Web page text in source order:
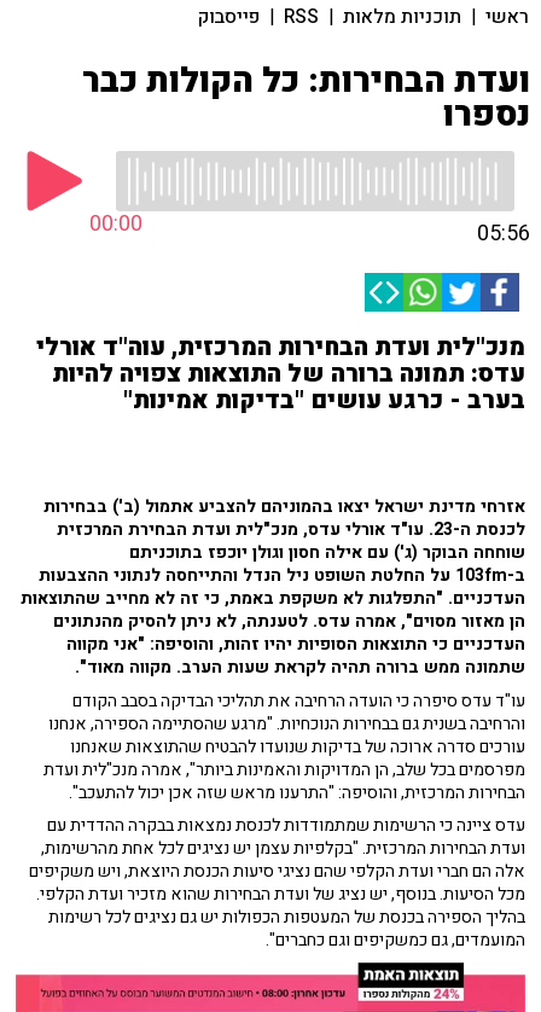
ראשי | תוכניות מלאות |
RSS
| פייסבוק
ועדת הבחירות: כל הקולות כבר
נספרו
00:00 05:56
מנכ"לית ועדת הבחירות המרכזית, עוה"ד אורלי
עדס: תמונה ברורה של התוצאות צפויה להיות
בערב - כרגע עושים "בדיקות אמינות"
אזרחי מדינת ישראל יצאו בהמוניהם להצביע אתמול (ב') בבחירות
לכנסת ה-23. עו"ד אורלי עדס, מנכ"לית ועדת הבחירת המרכזית
שוחחה הבוקר (ג') עם אילה חסון וגולן יוכפז בתוכניתם
ב-103fm על החלטת השופט ניל הנדל והתייחסה לנתוני ההצבעות
העדכניים. "התפלגות לא משקפת באמת, כי זה לא מחייב שהתוצאות
הן מאזור מסוים", אמרה עדס. לטענתה, לא ניתן להסיק מהנתונים
העדכניים כי התוצאות הסופיות יהיו זהות, והוסיפה: "אני מקווה
שתמונה ממש ברורה תהיה לקראת שעות הערב. מקווה מאוד".
עו"ד עדס סיפרה כי הועדה הרחיבה את תהליכי הבדיקה בסבב הקודם
והרחיבה בשנית גם בבחירות הנוכחיות. "מרגע שהסתיימה הספירה, אנחנו
עורכים סדרה ארוכה של בדיקות שנועדו להבטיח שהתוצאות שאנחנו
מפרסמים בכל שלב, הן המדויקות והאמינות ביותר", אמרה מנכ"לית ועדת
הבחירות המרכזית, והוסיפה: "התרענו מראש שזה אכן יכול להתעכב".
עדס ציינה כי הרשימות שמתמודדות לכנסת נמצאות בבקרה ההדדית עם
ועדת הבחירות המרכזית. "בקלפיות עצמן יש נציגים לכל אחת מהרשימות,
אלה הם חברי ועדת הקלפי שהם נציגי סיעות הכנסת היוצאת, ויש משקיפים
מכל הסיעות. בנוסף, יש נציג של ועדת הבחירות שהוא מזכיר ועדת הקלפי.
בהליך הספירה בכנסת של המעטפות הכפולות יש גם נציגים לכל רשימות
המועמדים, גם כמשקיפים וגם כחברים".